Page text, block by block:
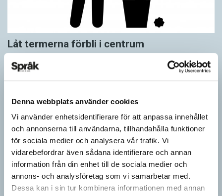
Denna webbplats använder cookies
Vi använder enhetsidentifierare för att anpassa innehållet
och annonserna till användarna, tillhandahålla funktioner
för sociala medier och analysera vår trafik. Vi
vidarebefordrar även sådana identifierare och annan
information från din enhet till de sociala medier och
annons- och analysföretag som vi samarbetar med.
Dessa kan i sin tur kombinera informationen med annan
Låt termerna förbli i centrum
Det som har byggts upp under lång tid går snabbt att rasera –
men är svårt att återskapa. Terminologicentrum, TNC, har